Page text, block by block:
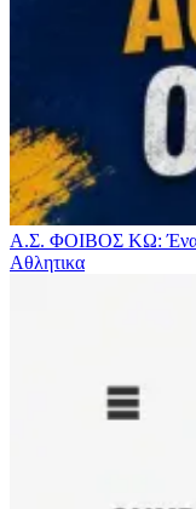
Α.Σ. ΦΟΙΒΟΣ ΚΩ:
Αθλητικα